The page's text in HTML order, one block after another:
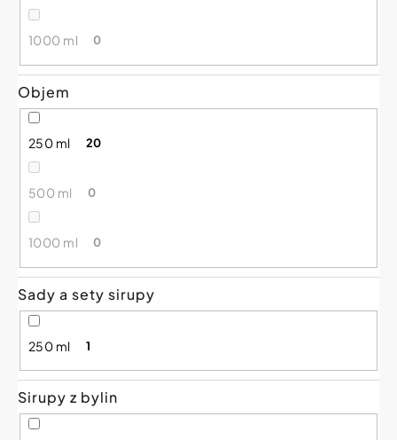
1000 ml 0
Objem
250 ml 20
500 ml 0
1000 ml 0
Sady a sety sirupy
250 ml 1
Sirupy z bylin